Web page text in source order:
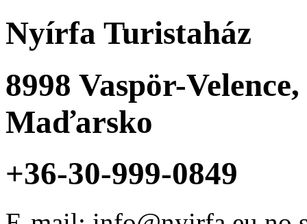
Nyírfa Turistaház
8998 Vaspör-Velence,
Maďarsko
+36-30-999-0849